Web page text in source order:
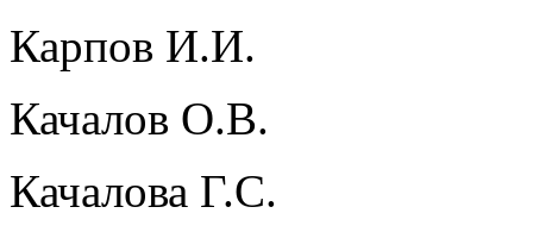
Карпов И.И.
Качалов О.В.
Качалова Г.С.